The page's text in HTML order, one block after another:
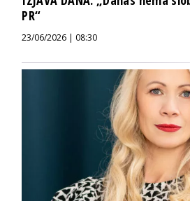
PR“
23/06/2026 | 08:30